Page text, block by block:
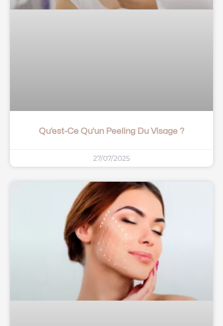
Qu’est-Ce Qu’un Peeling Du Visage ?
27/07/2025